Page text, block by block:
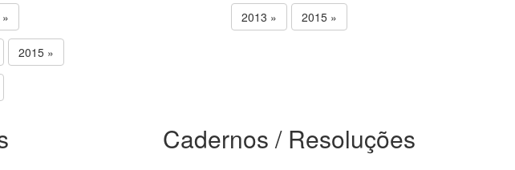
2015 »
2013 » 2015 »
Cadernos / Resoluções